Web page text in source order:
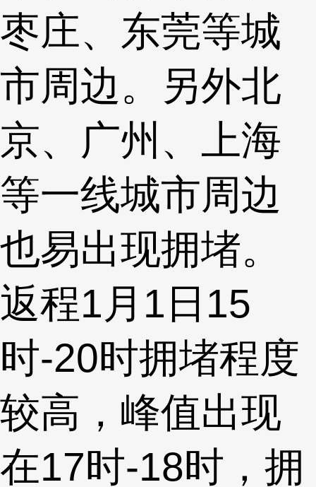
枣庄、东莞等城
市周边。另外北
京、广州、上海
等一线城市周边
也易出现拥堵。
返程1月1日15
时-20时拥堵程度
较高，峰值出现
在17时-18时，拥